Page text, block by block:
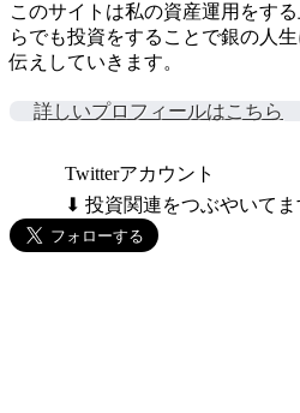
このサイトは私の資産運用をす
らでも投資をすることで銀の人
伝えしていきます。
詳しいプロフィールはこちら
Twitterアカウント
⬇ 投資関連をつぶやいてま